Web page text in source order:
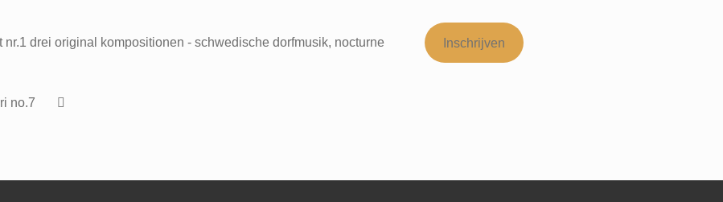
drei original kompositionen - schwedische dorfmusik, nocturne
no.7
Inschrijven